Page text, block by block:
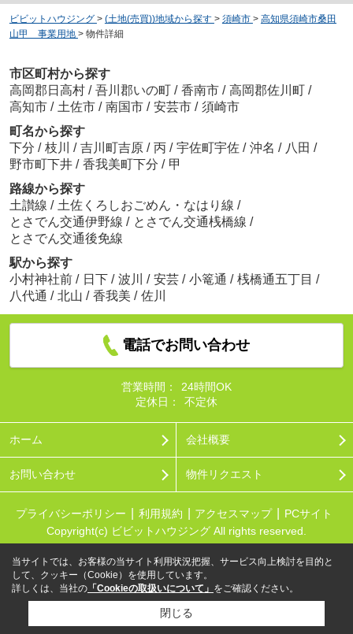
ビビットハウジング > (土地(売買))地域から探す > 須崎市 > 高知県須崎市桑田
山甲 事業用地 > 物件詳細
市区町村から探す
高岡郡日高村 / 吾川郡いの町 / 香南市 / 高岡郡佐川町 /
高知市 / 土佐市 / 南国市 / 安芸市 / 須崎市
町名から探す
下分 / 枝川 / 吉川町吉原 / 丙 / 宇佐町宇佐 / 沖名 / 八田 /
野市町下井 / 香我美町下分 / 甲
路線から探す
土讃線 / 土佐くろしおごめん・なはり線 /
とさでん交通伊野線 / とさでん交通桟橋線 /
とさでん交通後免線
駅から探す
小村神社前 / 日下 / 波川 / 安芸 / 小篭通 / 桟橋通五丁目 /
八代通 / 北山 / 香我美 / 佐川
電話でお問い合わせ
営業時間：
24時間OK
定休日：
不定休
ホーム 会社概要
お問い合わせ 物件リクエスト
プライバシーポリシー 利用規約 アクセスマップ
PCサイト
Copyright(c) ビビットハウジング All rights reserved.
当サイトでは、お客様の当サイト利用状況把握、サービス向上検討を目的と
して、クッキー（Cookie）を使用しています。
詳しくは、当社の 「Cookieの取扱いについて」 をご確認ください。
閉じる